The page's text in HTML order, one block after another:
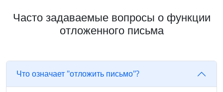
Часто задаваемые вопросы о функции
отложенного письма
Что означает "отложить письмо"?